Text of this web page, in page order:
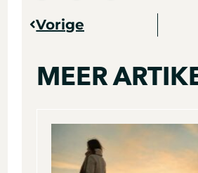
Vorige
Vorige
MEER